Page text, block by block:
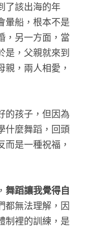
了該出海的年
暈船，根本不是
，另一方面，當
是，父親就來到
親，兩人相愛，
的孩子，但因為
什麼舞蹈，回頭
而是一種祝福，
舞蹈讓我覺得自
都無法理解，因
制裡的訓練，是